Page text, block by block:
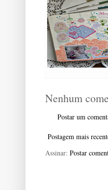
Nenhum
Postar um
Postagem mais
Assinar: Postar